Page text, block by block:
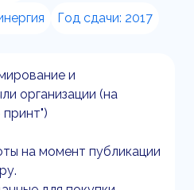
Год сдачи: 2017
и
организации (на
на момент публикации